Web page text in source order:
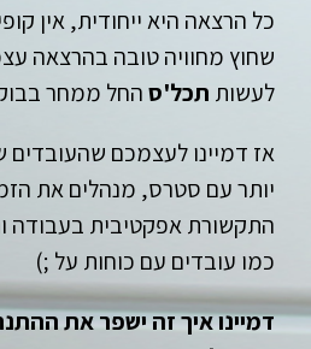
קריירה היאלעשות את הטוב
ההרצאות נועדו שתעשו, חיים
להגשים ולהתקדם עם חיוך
אלה הרצאות לארגונים
כל הרצאה היא ייחודית, אין
שחוץ מחוויה טובה בהרצאה
לעשותתכל'סהחל ממחר